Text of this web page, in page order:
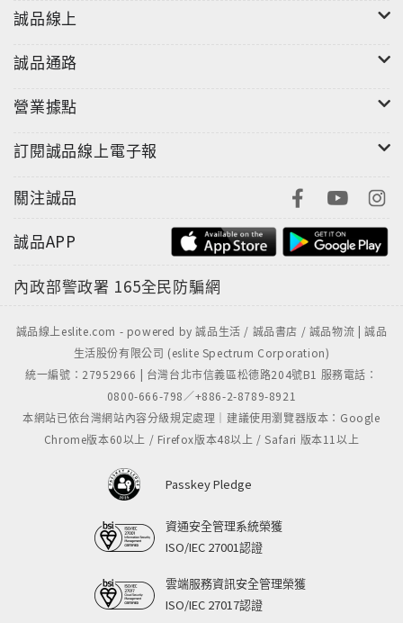
來看看本書中精選了哪18家頂級餐廳的員工私房菜：
Blue Hill at Stone Barns（石穀倉藍丘）、
Noma（諾瑪餐廳）、The French Laundry（法式洗
衣坊）
El Celler de Can Roca（洛卡兄弟餐廳）、Chez
Panisse（帕妮絲之家）、Maison Pic（皮克之家）
Pierre Gagnaire（皮耶‧加尼葉餐廳）、Quay（碼頭餐
Royal Mail（皇家郵政酒店）、St. John（聖約翰餐
廳）、Attica（阿緹卡餐廳）、Il Canto（伊坎托餐
Le Chateaubriand（夏多布里昂小酒館）、Osteria
Francescana（法蘭雀絲卡納）
Mugaritz（慕嘎列茲）、wd~50
誠品線上
誠品通路
營業據點
訂閱誠品線上電子報
關注誠品
誠品APP
內政部警政署 165全民防騙網
誠品線上eslite.com - powered by 誠品生活 / 誠品書店 / 誠品物流 | 誠品
生活股份有限公司 (eslite Spectrum Corporation)
統一編號：27952966 | 台灣台北市信義區松德路204號B1 服務電話：
0800-666-798／+886-2-8789-8921
本網站已依台灣網站內容分級規定處理｜建議使用瀏覽器版本：Google
Chrome版本60以上 / Firefox版本48以上 / Safari 版本11以上
Passkey Pledge
資通安全管理系統榮獲
ISO/IEC 27001認證
雲端服務資訊安全管理榮獲
ISO/IEC 27017認證